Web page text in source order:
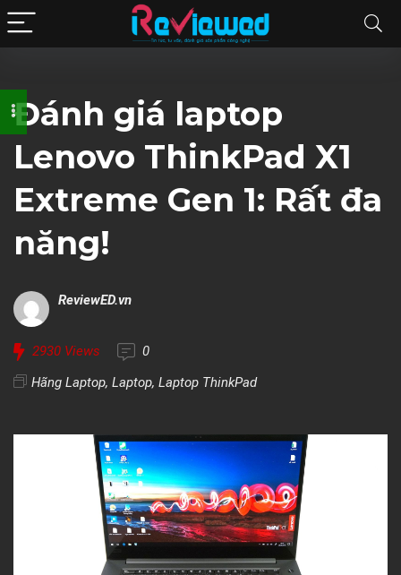
Đánh giá laptop
Lenovo ThinkPad X1
Extreme Gen 1: Rất đa
năng!
ReviewED.vn
2930 Views
0
Hãng Laptop, Laptop, Laptop ThinkPad